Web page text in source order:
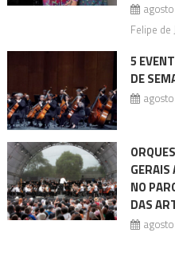
Felipe de
5
DE
NO
DAS